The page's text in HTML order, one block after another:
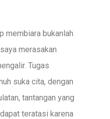
membiara bukanlah
merasakan
Tugas
suka cita, dengan
tantangan yang
teratasi karena